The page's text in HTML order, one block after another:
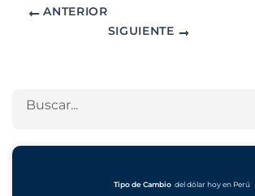
ANTERIOR
SIGUIENTE
c
Tipo de Cambio del dólar hoy en Perú
sí